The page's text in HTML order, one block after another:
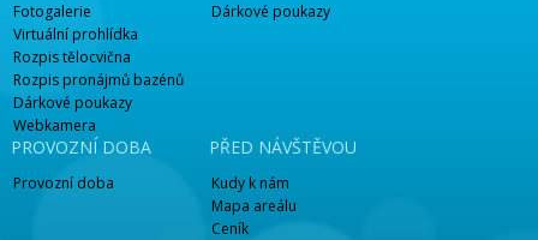
Fotogalerie
Virtuální prohlídka
Rozpis tělocvična
Rozpis pronájmů bazénů
Dárkové poukazy
Webkamera
Dárkové poukazy
PROVOZNÍ DOBA
Provozní doba
PŘED NÁVŠTĚVOU
Kudy k nám
Mapa areálu
Ceník